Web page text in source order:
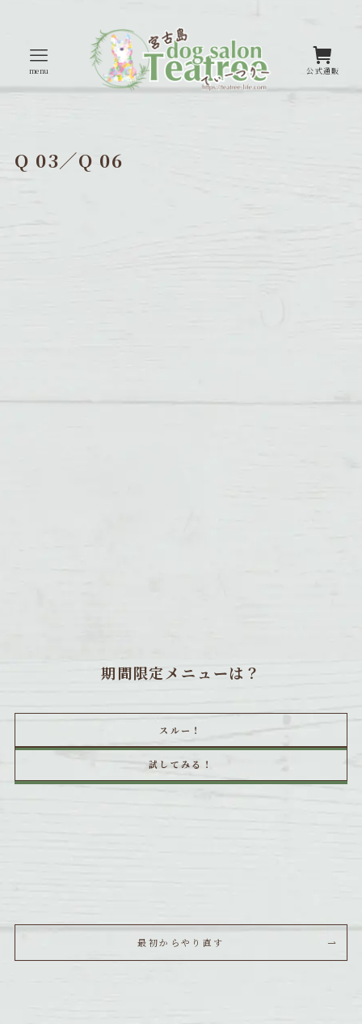
公式通販
menu
Q 03／Q 06
期間限定メニューは？
スルー！
試してみる！
最初からやり直す